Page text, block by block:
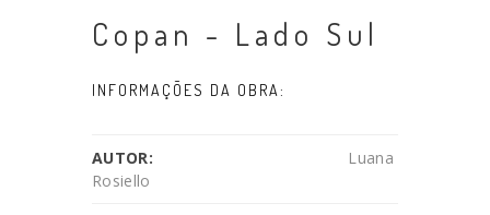
Copan - Lado Sul
INFORMAÇÕES DA OBRA:
AUTOR:
Luana
Rosiello